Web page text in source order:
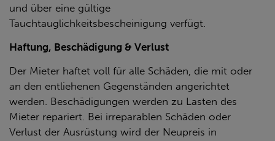
und über eine gültige
Tauchtauglichkeitsbescheinigung verfügt.
Haftung, Beschädigung & Verlust
Der Mieter haftet voll für alle Schäden, die mit oder
an den entliehenen Gegenständen angerichtet
werden. Beschädigungen werden zu Lasten des
Mieter repariert. Bei irreparablen Schäden oder
Verlust der Ausrüstung wird der Neupreis in